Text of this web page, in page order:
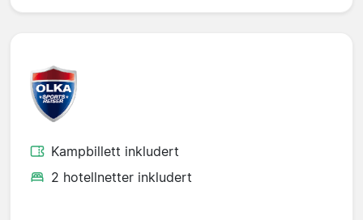
Kampbillett inkludert
2 hotellnetter inkludert